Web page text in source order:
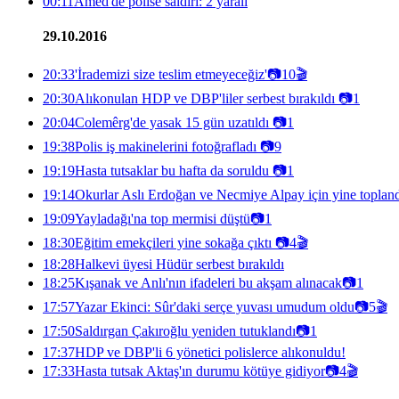
29.10.2016
20:33'İrademizi size teslim etmeyeceğiz'📷10🎬
20:30Alıkonulan HDP ve DBP'liler serbest bırakıldı 📷1
20:04Colemêrg'de yasak 15 gün uzatıldı 📷1
19:38Polis iş makinelerini fotoğrafladı 📷9
19:19Hasta tutsaklar bu hafta da soruldu 📷1
19:14Okurlar Aslı Erdoğan ve Necmiye Alpay için yine
19:09Yayladağı'na top mermisi düştü📷1
18:30Eğitim emekçileri yine sokağa çıktı 📷4🎬
18:28Halkevi üyesi Hüdür serbest bırakıldı
18:25Kışanak ve Anlı'nın ifadeleri bu akşam alınacak📷1
17:57Yazar Ekinci: Sûr'daki serçe yuvası umudum oldu📷5🎬
17:50Saldırgan Çakıroğlu yeniden tutuklandı📷1
17:37HDP ve DBP'li 6 yönetici polislerce alıkonuldu!
17:33Hasta tutsak Aktaş'ın durumu kötüye gidiyor📷4🎬